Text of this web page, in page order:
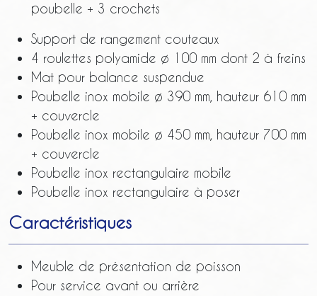
poubelle + 3 crochets
Support de rangement couteaux
4 roulettes polyamide ø 100 mm dont 2 à freins
Mat pour balance suspendue
Poubelle inox mobile ø 390 mm, hauteur 610 mm
+ couvercle
Poubelle inox mobile ø 450 mm, hauteur 700 mm
+ couvercle
Poubelle inox rectangulaire mobile
Poubelle inox rectangulaire à poser
Caractéristiques
Meuble de présentation de poisson
Pour service avant ou arrière